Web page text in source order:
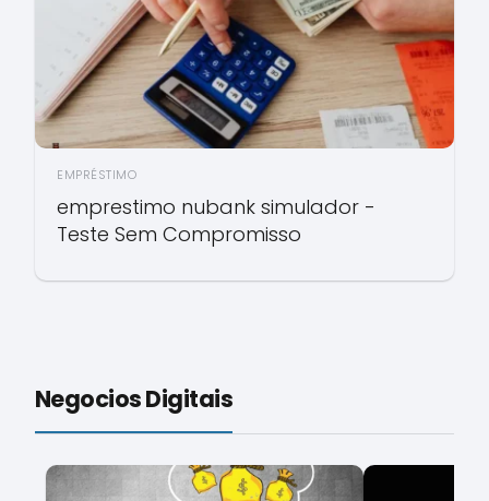
EMPRÉSTIMO
emprestimo nubank simulador -
Teste Sem Compromisso
Negocios Digitais